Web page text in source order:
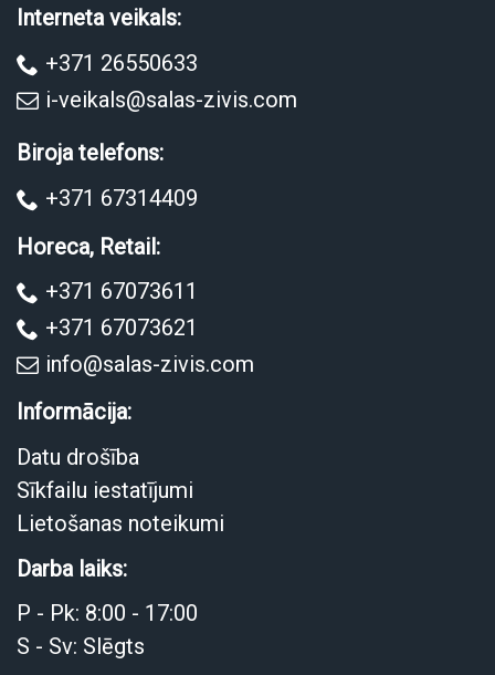
Interneta veikals:
+371 26550633
i-veikals@salas-zivis.com
Biroja telefons:
+371 67314409
Horeca, Retail:
+371 67073611
+371 67073621
info@salas-zivis.com
Informācija:
Datu drošība
Sīkfailu iestatījumi
Lietošanas noteikumi
Darba laiks:
P - Pk: 8:00 - 17:00
S - Sv: Slēgts